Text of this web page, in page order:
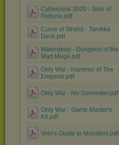
Cyberpunk 2020 - Solo of
Fortune.pdf
Curse of Strahd - Tarokka
Deck.pdf
Waterdeep - Dungeon of the
Mad Mage.pdf
Only War - Hammer of The
Emperor.pdf
Only War - No Surrender.pdf
Only War - Game Master's
Kit.pdf
Volo's Guide to Monsters.pdf